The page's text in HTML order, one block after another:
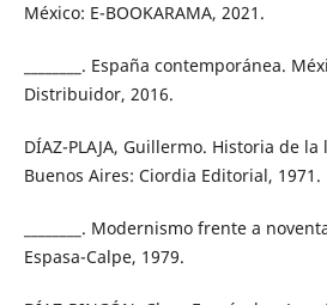
México: E-BOOKARAMA, 2021.
________. España contemporánea.
Distribuidor, 2016.
DÍAZ-PLAJA, Guillermo. Historia de
Buenos Aires: Ciordia Editorial, 1971.
________. Modernismo frente a
Espasa-Calpe, 1979.